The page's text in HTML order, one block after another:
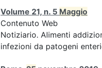
Volume 21, n. 5 Maggio
Contenuto Web
Notiziario. Alimenti
infezioni da patogeni